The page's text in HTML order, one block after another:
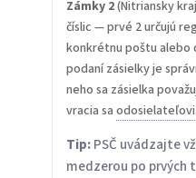
Zámky 2(Nitriansky
číslic — prvé 2 určujú
konkrétnu poštu alebo
podaní zásielky je
neho sa zásielka
vracia sa odosielateľovi
Tip:PSČ uvádzajte
medzerou po prvých